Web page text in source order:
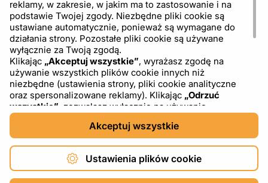
Copyright © 2026 DXF4YOU.
PL USD - US Dollar ($)
reklamy, w zakresie, w jakim ma to zastosowanie i na
podstawie Twojej zgody. Niezbędne pliki cookie są
ustawiane automatycznie, ponieważ są wymagane do
działania strony. Pozostałe pliki cookie są używane
wyłącznie za Twoją zgodą.
Klikając „Akceptuj wszystkie”, wyrażasz zgodę na
używanie wszystkich plików cookie innych niż
niezbędne (ustawienia strony, pliki cookie analityczne
oraz spersonalizowane reklamy). Klikając „Odrzuć
wszystkie” , zezwalasz wyłącznie na używanie
niezbędnych plików cookie. Klikając
, możesz wybrać, które kategorie plików cookie
chcesz zaakceptować lub zablokować. Możesz w
dowolnym momencie zmienić lub wycofać swoją zgodę,
korzystając z linku „Ustawienia plików cookie” w dolnej
części strony. Więcej informacji na temat korzystania z
Akceptuj wszystkie
Ustawienia plików cookie